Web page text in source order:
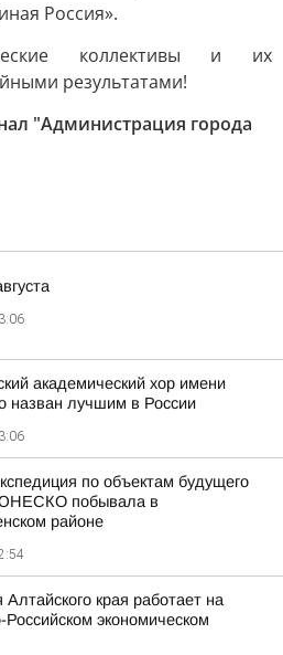
Россия».
коллективы и их
результатами!
"Администрация города
академический хор имени
назван лучшим в России
по объектам будущего
ЮНЕСКО побывала в
районе
Алтайского края работает на
Российском экономическом